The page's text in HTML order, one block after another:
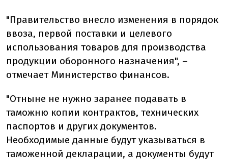
"Правительство внесло изменения в порядок
ввоза, первой поставки и целевого
использования товаров для производства
продукции оборонного назначения", –
отмечает Министерство финансов.
"Отныне не нужно заранее подавать в
таможню копии контрактов, технических
паспортов и других документов.
Необходимые данные будут указываться в
таможенной декларации, а документы будут